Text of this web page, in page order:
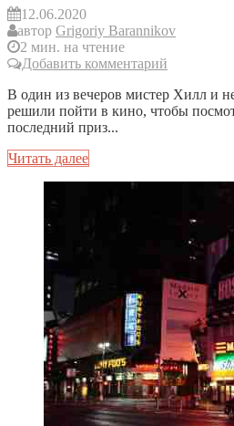
12.06.2020
автор Grigoriy Barannikov
2 мин. на чтение
Добавить комментарий
В один из вечеров мистер Хилл и
решили пойти в кино, чтобы
последний приз...
Читать далее